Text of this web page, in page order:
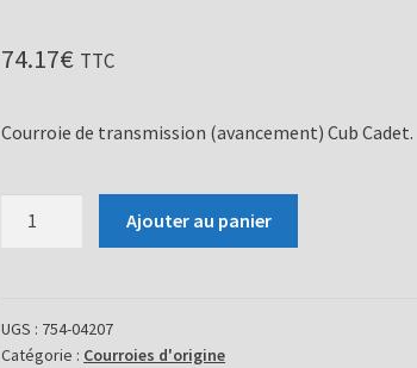
74.17€ TTC
Courroie de transmission (avancement) Cub Cadet.
04207
Ajouter au panier
UGS : 754-04207
Catégorie : Courroies d'origine